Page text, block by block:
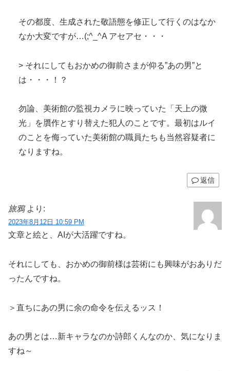
その都度、生成された敬語態を修正して行くのはなか
なか大変ですが…(;^_^A アセアセ・・・
> それにしてもおかめの御前さまが仰る”あの男”と
は・・・！？
勿論、美術館の監視カメラに映っていた「天上の微
光」を贋作とすり替えた犯人のことです。最初はルイ
のことを侮っていた美術館の職員たちも当然容疑者に
なりますね。
返信
旅鴉 より:
2023年8月12日 10:59 PM
文章と絵と、AIが大活躍ですね。
それにしても、おかめの御前様は芸術にも興味がおありだ
ったんですね。
＞直ちにあの男に余の命令を伝えるッス！
あの男とは…新キャラなのか詩郎くんなのか、気になりま
すね～